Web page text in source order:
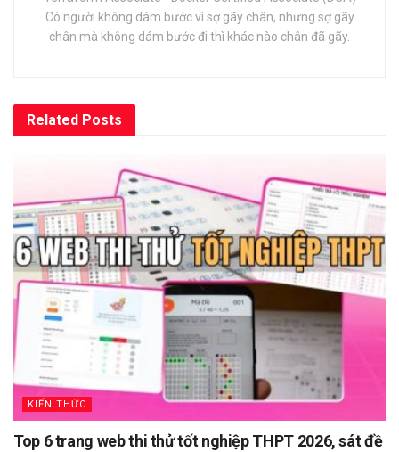
Có người không dám bước vì sợ gãy chân, nhưng sợ gãy
chân mà không dám bước đi thì khác nào chân đã gãy.
Related Posts
KIẾN THỨC
Top 6 trang web thi thử tốt nghiệp THPT 2026, sát đề